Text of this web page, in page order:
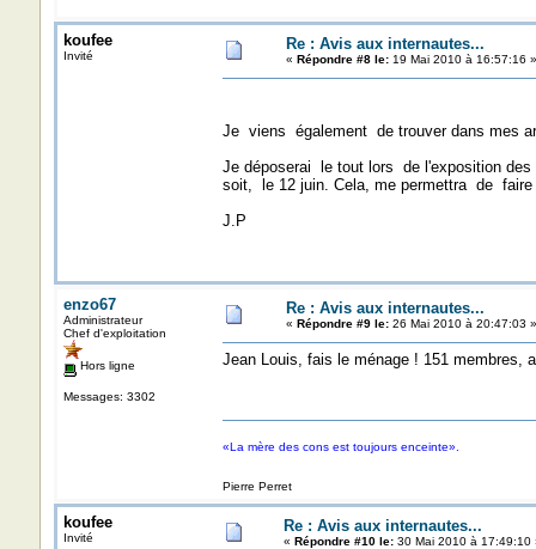
koufee
Invité
Re : Avis aux internautes...
« Répondre #8 le:19 Mai 2010 à 16:57:16 »
Je viens également de trouver dans mes
Je déposerai le tout lors de l'exposition
soit, le 12 juin. Cela, me permettra de
J.P
enzo67
Administrateur
Chef d'exploitation
Hors ligne
Messages: 3302
Re : Avis aux internautes...
« Répondre #9 le:26 Mai 2010 à 20:47:03 »
Jean Louis, fais le ménage ! 151 membres,
«La mère des cons est toujours enceinte».
Pierre Perret
koufee
Invité
Re : Avis aux internautes...
« Répondre #10 le:30 Mai 2010 à 17:49:10